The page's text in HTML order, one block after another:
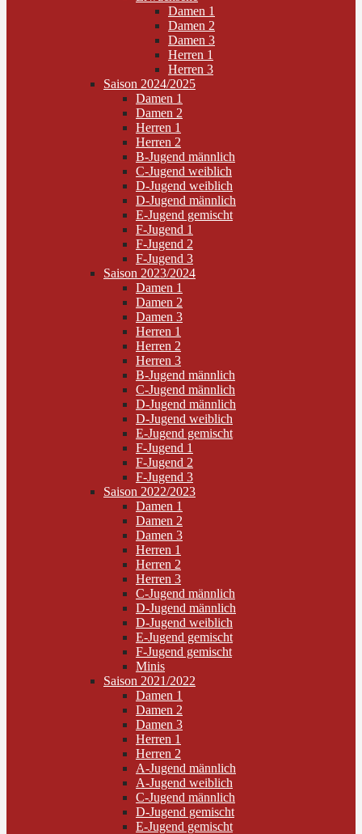
Damen 1
Damen 2
Damen 3
Herren 1
Herren 3
Saison 2024/2025
Damen 1
Damen 2
Herren 1
Herren 2
B-Jugend männlich
C-Jugend weiblich
D-Jugend weiblich
D-Jugend männlich
E-Jugend gemischt
F-Jugend 1
F-Jugend 2
F-Jugend 3
Saison 2023/2024
Damen 1
Damen 2
Damen 3
Herren 1
Herren 2
Herren 3
B-Jugend männlich
C-Jugend männlich
D-Jugend männlich
D-Jugend weiblich
E-Jugend gemischt
F-Jugend 1
F-Jugend 2
F-Jugend 3
Saison 2022/2023
Damen 1
Damen 2
Damen 3
Herren 1
Herren 2
Herren 3
C-Jugend männlich
D-Jugend männlich
D-Jugend weiblich
E-Jugend gemischt
F-Jugend gemischt
Minis
Saison 2021/2022
Damen 1
Damen 2
Damen 3
Herren 1
Herren 2
A-Jugend männlich
A-Jugend weiblich
C-Jugend männlich
D-Jugend gemischt
E-Jugend gemischt